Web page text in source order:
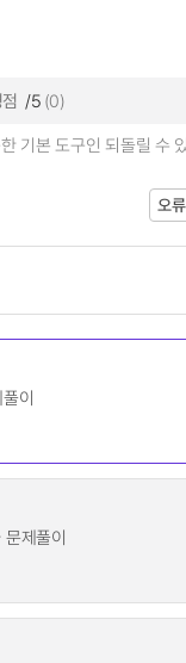
/5 (0)
기본 도구인 되돌릴 수
오
이
제풀이